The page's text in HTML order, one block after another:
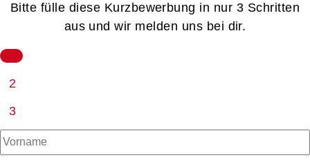
Bitte fülle diese Kurzbewerbung in nur 3 Schritten
aus und wir melden uns bei dir.
2
3